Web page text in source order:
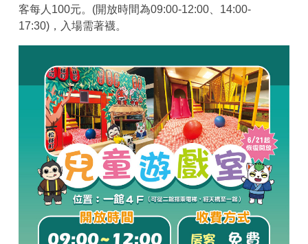
客每人100元。(開放時間為09:00-12:00、14:00-
17:30)，入場需著襪。